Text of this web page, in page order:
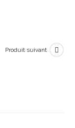
Produit suivant